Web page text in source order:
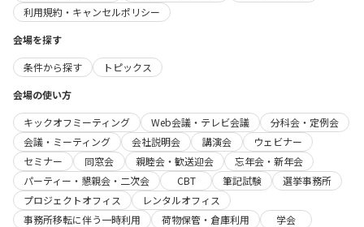
利用規約・キャンセルポリシー
会場を探す
条件から探す
トピックス
会場の使い方
キックオフミーティング
Web会議・テレビ会議
分科会・定例会
会議・ミーティング
会社説明会 講演会
ウェビナー
セミナー
同窓会 親睦会・歓送迎会
忘年会・新年会
パーティー・懇親会・二次会
CBT 筆記試験
選挙事務所
プロジェクトオフィス
レンタルオフィス
事務所移転に伴う一時利用
荷物保管・倉庫利用
学会